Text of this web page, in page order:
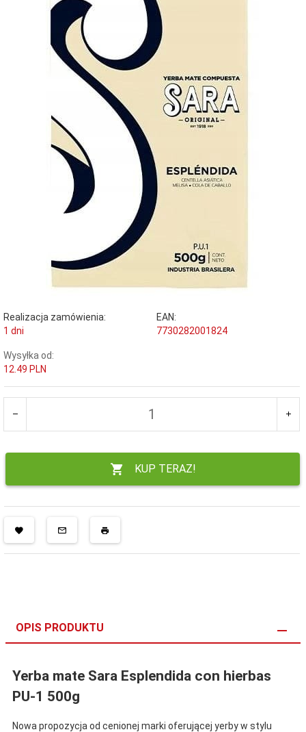
Realizacja zamówienia:
1 dni
EAN:
7730282001824
Wysyłka od:
12.49 PLN
KUP TERAZ!
OPIS PRODUKTU
Yerba mate Sara Esplendida con hierbas
PU-1 500g
Nowa propozycja od cenionej marki oferującej yerby w stylu